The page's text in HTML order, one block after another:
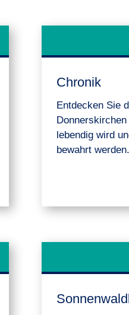
Chronik
Entdecken Sie
lebendig wird
bewahrt werden.